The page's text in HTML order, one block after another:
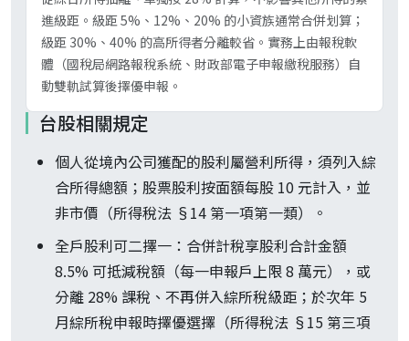
進級距。級距 5%、12%、20% 的小資族通常合併划算；
級距 30%、40% 的高所得者分離較省。實務上由報稅軟
體（國稅局網路報稅系統、財政部電子申報繳稅服務）自
動雙軌試算後擇優申報。
台股相關規定
個人從境內公司獲配的股利屬營利所得，須列入綜
合所得總額；股票股利按面額每股 10 元計入，並
非市價（所得稅法 §14 第一項第一類）。
全戶股利可二擇一：合併計稅享股利合計金額
8.5% 可抵減稅額（每一申報戶上限 8 萬元），或
分離 28% 課稅、不再併入綜所稅級距；於次年 5
月綜所稅申報時擇優選擇（所得稅法 §15 第三項